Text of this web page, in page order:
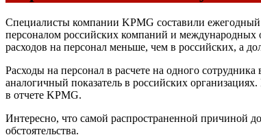
Специалисты компании KPMG составили ежегодный
персоналом российских компаний и международных
расходов на персонал меньше, чем в российских, а
Расходы на персонал в расчете на одного
аналогичный показатель в российских
в отчете KPMG.
Интересно, что самой распространенной причиной
обстоятельства.